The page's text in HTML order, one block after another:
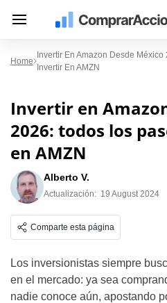
Home
Invertir En Amazon Desde
Invertir En AMZN
Invertir en
2026: todos los
en AMZN
Alberto V.
Actualización: 19 August 2024
Comparte esta página
Los inversionistas siempre
en el mercado: ya sea
nadie conoce aún, apostando